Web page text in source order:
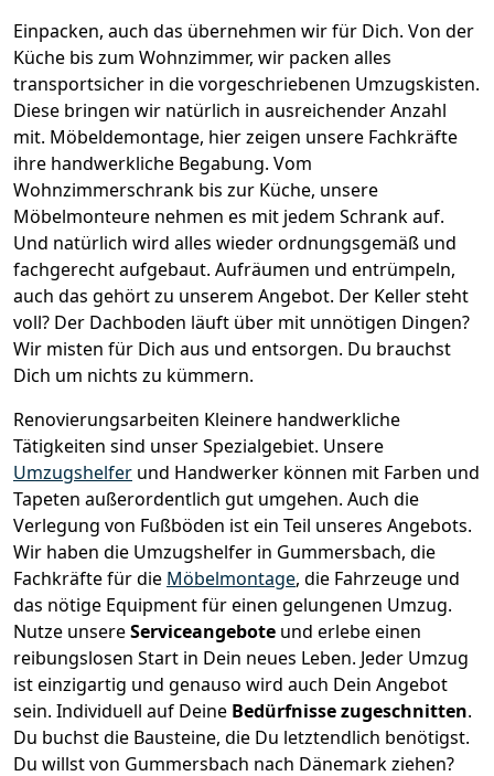
Einpacken, auch das übernehmen wir für Dich. Von der
Küche bis zum Wohnzimmer, wir packen alles
transportsicher in die vorgeschriebenen Umzugskisten.
Diese bringen wir natürlich in ausreichender Anzahl
mit. Möbeldemontage, hier zeigen unsere Fachkräfte
ihre handwerkliche Begabung. Vom
Wohnzimmerschrank bis zur Küche, unsere
Möbelmonteure nehmen es mit jedem Schrank auf.
Und natürlich wird alles wieder ordnungsgemäß und
fachgerecht aufgebaut. Aufräumen und entrümpeln,
auch das gehört zu unserem Angebot. Der Keller steht
voll? Der Dachboden läuft über mit unnötigen Dingen?
Wir misten für Dich aus und entsorgen. Du brauchst
Dich um nichts zu kümmern.
Renovierungsarbeiten Kleinere handwerkliche
Tätigkeiten sind unser Spezialgebiet. Unsere
Umzugshelfer und Handwerker können mit Farben und
Tapeten außerordentlich gut umgehen. Auch die
Verlegung von Fußböden ist ein Teil unseres Angebots.
Wir haben die Umzugshelfer in Gummersbach, die
Fachkräfte für die Möbelmontage, die Fahrzeuge und
das nötige Equipment für einen gelungenen Umzug.
Nutze unsereServiceangebote und erlebe einen
reibungslosen Start in Dein neues Leben. Jeder Umzug
ist einzigartig und genauso wird auch Dein Angebot
sein. Individuell auf Deine Bedürfnisse zugeschnitten.
Du buchst die Bausteine, die Du letztendlich benötigst.
Du willst von Gummersbach nach Dänemarkziehen?